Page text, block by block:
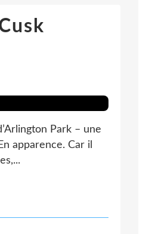
Park – une
apparence. Car il